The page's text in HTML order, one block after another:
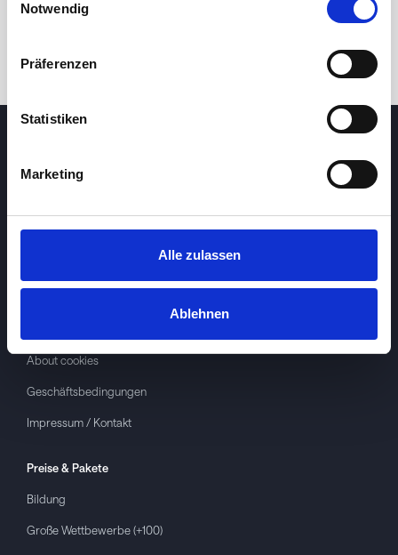
Notwendig
Präferenzen
Statistiken
Marketing
Alle zulassen
Ablehnen
About cookies
Geschäftsbedingungen
Impressum / Kontakt
Preise & Pakete
Bildung
Große Wettbewerbe (+100)